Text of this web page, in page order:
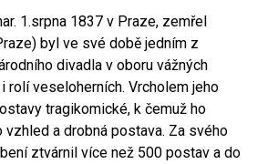
1.srpna 1837 v Praze, zemřel
byl ve své době jedním z
divadla v oboru vážných
rolí veseloherních. Vrcholem jeho
tragikomické, k čemuž ho
vzhled a drobná postava. Za svého
ztvárnil více než 500 postav a do